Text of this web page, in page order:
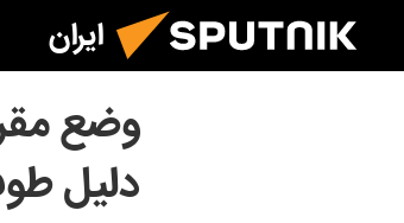
ایران
وضع
دلیل